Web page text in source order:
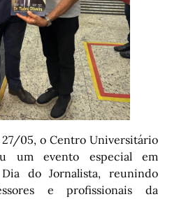
05, o Centro Universitário
um evento especial em
do Jornalista, reunindo
e profissionais da